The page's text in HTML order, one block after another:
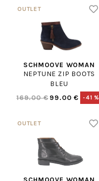
SCHMOOVE WOMAN
NEPTUNE ZIP BOOTS
BLEU
169.00 € 99.00 € -41 %